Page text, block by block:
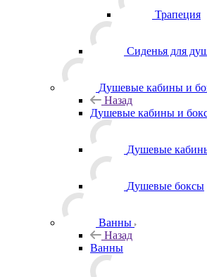
Трапеция
Сиденья для
Душевые кабины и
Назад
Душевые кабины и
Душевые
Душевые боксы
Ванны
Назад
Ванны